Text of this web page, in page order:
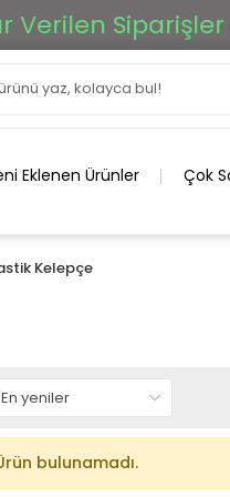
Siparişler
Eklenen Ürünler Çok
Kelepçe
bulunamadı.